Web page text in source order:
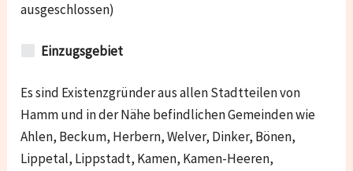
ausgeschlossen)
Einzugsgebiet
Es sind Existenzgründer aus allen Stadtteilen von
Hamm und in der Nähe befindlichen Gemeinden wie
Ahlen, Beckum, Herbern, Welver, Dinker, Bönen,
Lippetal, Lippstadt, Kamen, Kamen-Heeren,